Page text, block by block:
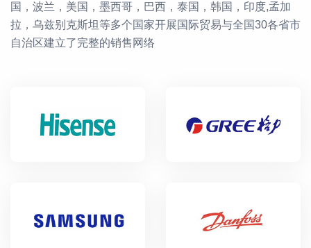
国，波兰，美国，墨西哥，巴西，泰国，韩国，印度,孟加
拉，乌兹别克斯坦等多个国家开展国际贸易与全国30各省市
自治区建立了完整的销售网络